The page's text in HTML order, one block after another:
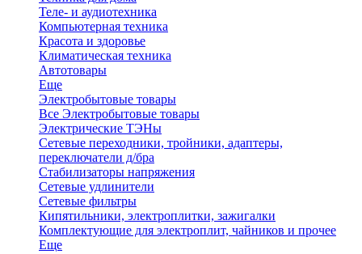
Теле- и аудиотехника
Компьютерная техника
Красота и здоровье
Климатическая техника
Автотовары
Еще
Электробытовые товары
Все Электробытовые товары
Электрические ТЭНы
Сетевые переходники, тройники, адаптеры,
переключатели д/бра
Стабилизаторы напряжения
Сетевые удлинители
Сетевые фильтры
Кипятильники, электроплитки, зажигалки
Комплектующие для электроплит, чайников и прочее
Еще